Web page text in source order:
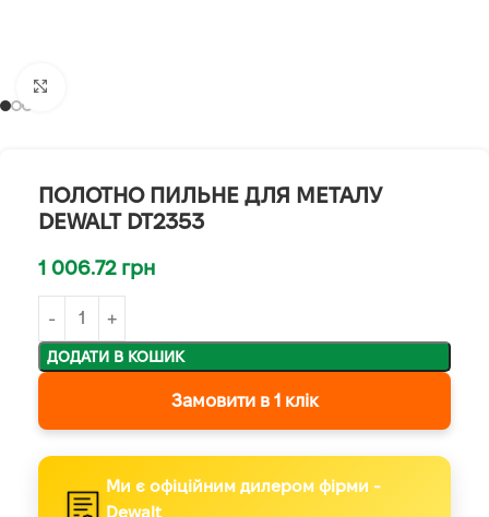
ПОЛОТНО ПИЛЬНЕ ДЛЯ МЕТАЛУ
DEWALT DT2353
1 006.72 грн
ДОДАТИ В КОШИК
Замовити в 1 клік
Ми є офіційним дилером фірми -
Dewalt